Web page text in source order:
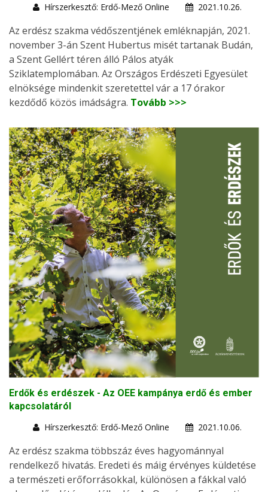
Hírszerkesztő: Erdő-Mező Online
2021.10.26.
Az erdész szakma védőszentjének emléknapján, 2021.
november 3-án Szent Hubertus misét tartanak Budán,
a Szent Gellért téren álló Pálos atyák
Sziklatemplomában. Az Országos Erdészeti Egyesület
elnöksége mindenkit szeretettel vár a 17 órakor
kezdődő közös imádságra. Tovább >>>
Erdők és erdészek - Az OEE kampánya erdő és ember
kapcsolatáról
Hírszerkesztő: Erdő-Mező Online
2021.10.06.
Az erdész szakma többszáz éves hagyománnyal
rendelkező hivatás. Eredeti és máig érvényes küldetése
a természeti erőforrásokkal, különösen a fákkal való